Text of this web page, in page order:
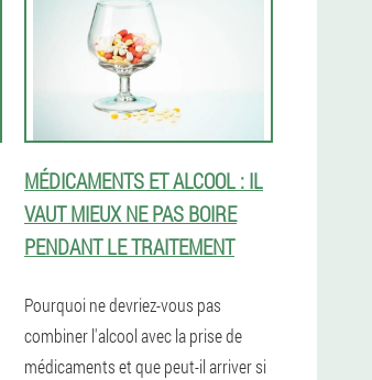
MÉDICAMENTS ET ALCOOL : IL
VAUT MIEUX NE PAS BOIRE
PENDANT LE TRAITEMENT
Pourquoi ne devriez-vous pas
combiner l'alcool avec la prise de
médicaments et que peut-il arriver si